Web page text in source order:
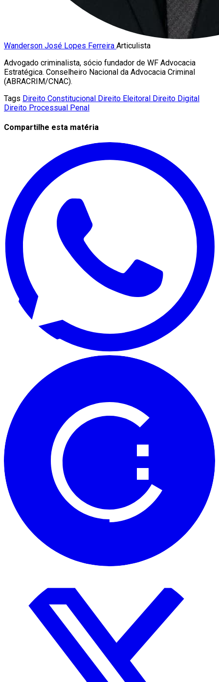
Wanderson José Lopes Ferreira Articulista
Advogado criminalista, sócio fundador de WF Advocacia
Estratégica. Conselheiro Nacional da Advocacia Criminal
(ABRACRIM/CNAC).
Tags Direito Constitucional Direito Eleitoral Direito Digital
Direito Processual Penal
Compartilhe esta matéria